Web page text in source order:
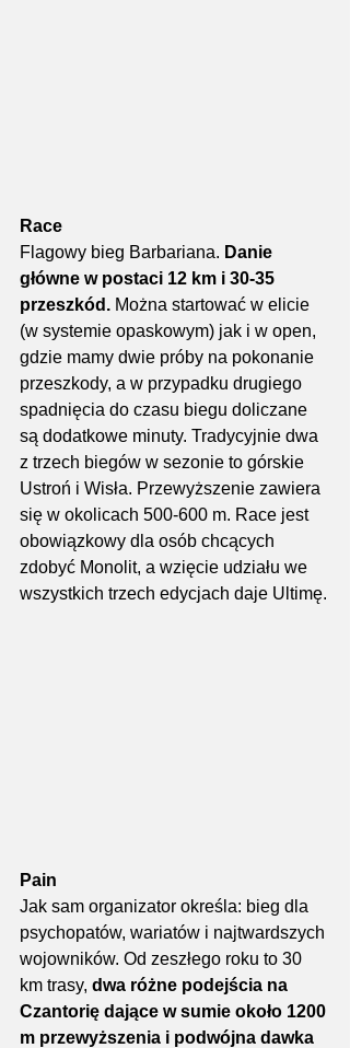
Race
Flagowy bieg Barbariana. Danie
główne w postaci 12 km i 30-35
przeszkód. Można startować w elicie
(w systemie opaskowym) jak i w open,
gdzie mamy dwie próby na pokonanie
przeszkody, a w przypadku drugiego
spadnięcia do czasu biegu doliczane
są dodatkowe minuty. Tradycyjnie dwa
z trzech biegów w sezonie to górskie
Ustroń i Wisła. Przewyższenie zawiera
się w okolicach 500-600 m. Race jest
obowiązkowy dla osób chcących
zdobyć Monolit, a wzięcie udziału we
wszystkich trzech edycjach daje Ultimę.
Pain
Jak sam organizator określa: bieg dla
psychopatów, wariatów i najtwardszych
wojowników. Od zeszłego roku to 30
km trasy, dwa różne podejścia na
Czantorię dające w sumie około 1200
m przewyższenia i podwójna dawka